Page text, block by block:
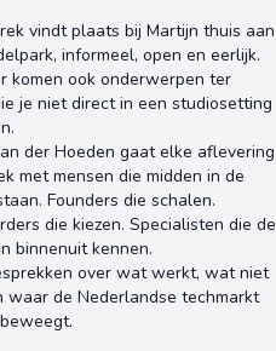
vindt plaats bij Martijn thuis aan
informeel, open en eerlijk.
komen ook onderwerpen ter
je niet direct in een studiosetting
der Hoeden gaat elke aflevering
met mensen die midden in de
Founders die schalen.
die kiezen. Specialisten die de
binnenuit kennen.
over wat werkt, wat niet
waar de Nederlandse techmarkt